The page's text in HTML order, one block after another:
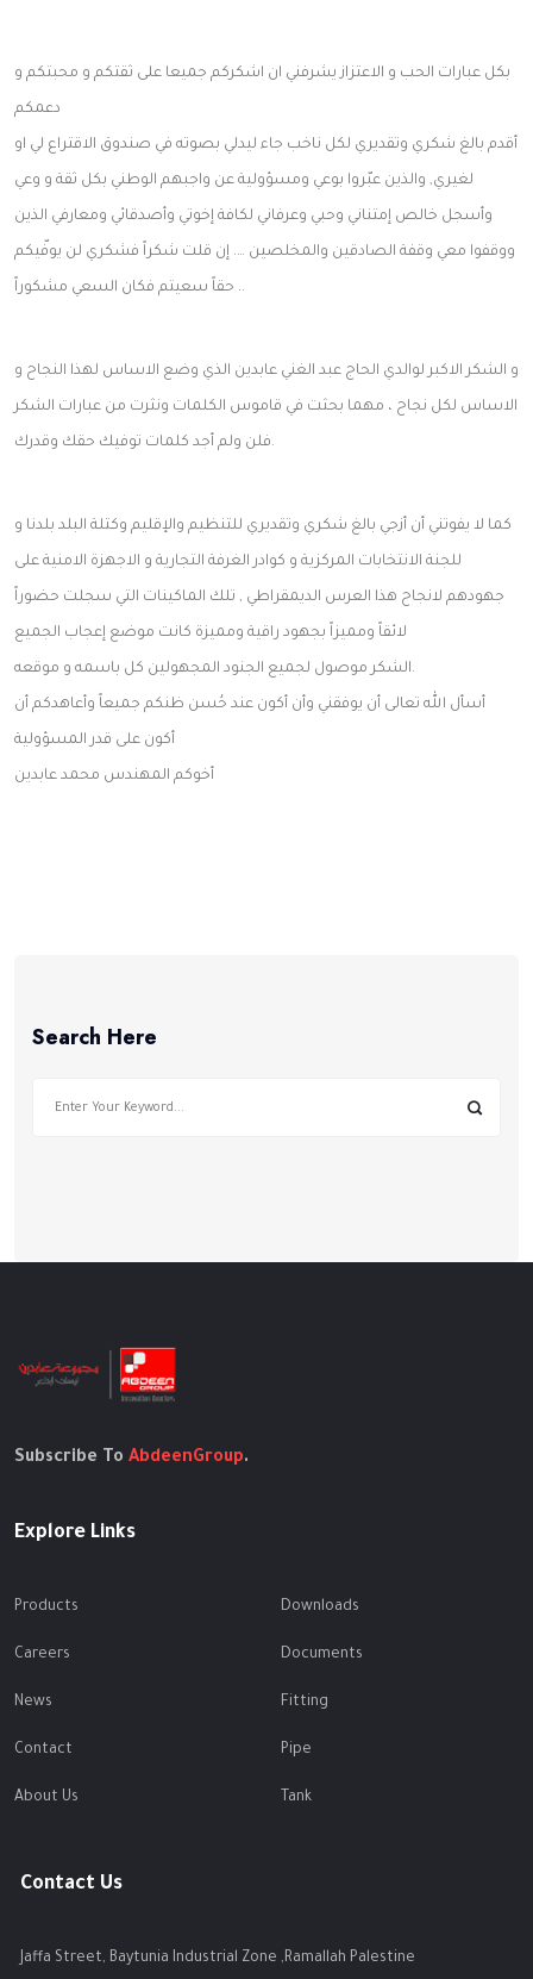
غرفة
تجارة
رام
الله
بكل عبارات الحب و الاعتزاز يشرفني ان اشكركم جميعا على ثقتكم و محبتكم و
أقدم بالغ شكري وتقديري لكل ناخب جاء ليدلي بصوته في صندوق الاقتراع لي او
وأسجل خالص إمتناني وحبي وعرفاني لكافة إخوتي وأصدقائي ومعارفي الذين
ووقفوا معي وقفة الصادقين والمخلصين …. إن قلت شكراً فشكري لن يوفّيكم
.. حقاً سعيتم فكان السعي مشكوراً
و الشكر الاكبر لوالدي الحاج عبد الغني عابدين الذي وضع الاساس لهذا النجاح و
الاساس لكل نجاح ، مهما بحثت في قاموس الكلمات ونثرت من عبارات الشكر
فلن ولم أجد كلمات توفيك حقك وقدرك.
كما لا يفوتني أن أزجي بالغ شكري وتقديري للتنظيم والإقليم وكتلة البلد بلدنا و
للجنة الانتخابات المركزية و كوادر الغرفة التجارية و الاجهزة الامنية على
جهودهم لانجاح هذا العرس الديمقراطي , تلك الماكينات التي سجلت حضوراً
لائقاً ومميزاً بجهود راقية ومميزة كانت موضع إعجاب الجميع
الشكر موصول لجميع الجنود المجهولين كل باسمه و موقعه.
أسأل الله تعالى أن يوفقني وأن أكون عند حُسن ظنكم جميعاً وأعاهدكم أن
أخوكم المهندس محمد عابدين
Search Here
Subscribe To AbdeenGroup.
Explore Links
Products
Careers
News
Contact
About Us
Downloads
Documents
Fitting
Pipe
Tank
Contact Us
Jaffa Street, Baytunia Industrial Zone ,Ramallah Palestine